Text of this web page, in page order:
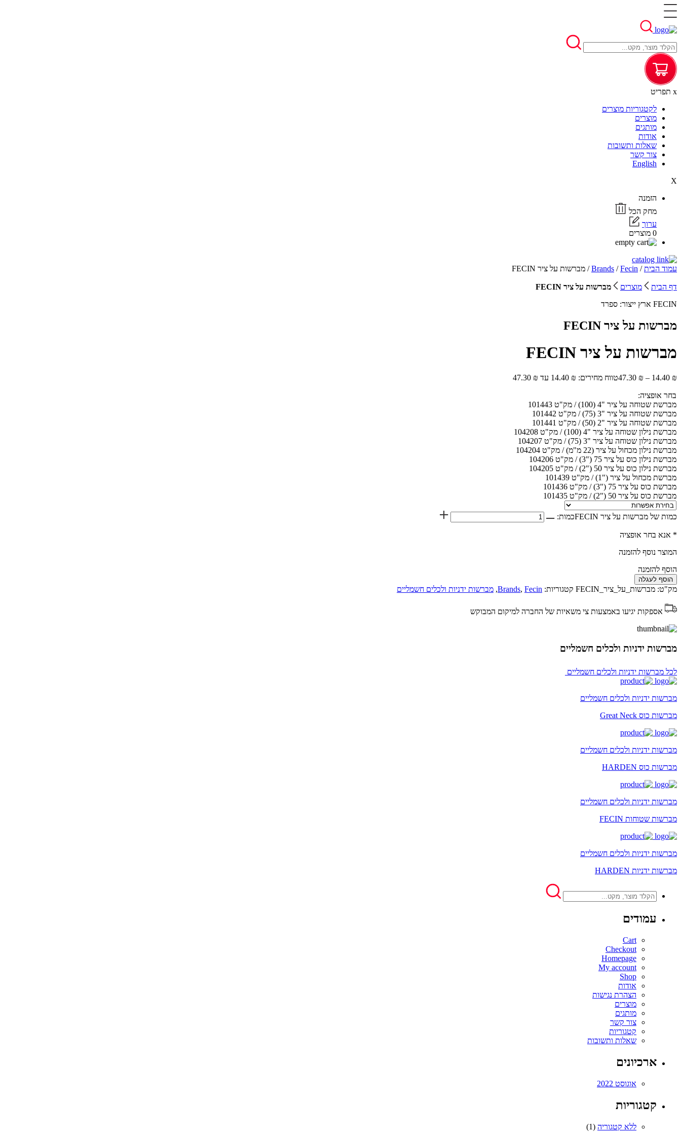
x תפריט
לקטגוריות מוצרים
מוצרים
מותגים
אודות
שאלות ותשובות
צור קשר
English
X
הזמנה
מחק הכל
ערוך
0 מוצרים
עמוד הבית/
Brands /Fecin / מברשות על ציר FECIN
דף הבית מוצרים
מברשות על ציר FECIN
FECIN ארץ ייצור: ספרד
מברשות על ציר FECIN
מברשות על ציר FECIN
14.40 ₪
–
47.30 ₪ טווח מחירים: ⁦14.40 ₪⁩ עד ⁦47.30 ₪⁩
בחר אופציה:
מברשת שטוחה על ציר "4 (100) / מק"ט 101443
מברשת שטוחה על ציר "3 (75) / מק"ט 101442
מברשת שטוחה על ציר "2 (50) / מק"ט 101441
מברשת נילון שטוחה על ציר "4 (100) / מק"ט 104208
מברשת נילון שטוחה על ציר "3 (75) / מק"ט 104207
מברשת נילון מכחול על ציר (22 מ"מ) / מק"ט 104204
מברשת נילון כוס על ציר 75 ("3) / מק"ט 104206
מברשת נילון כוס על ציר 50 ("2) / מק"ט 104205
מברשת מכחול על ציר ("1) / מק"ט 101439
מברשת כוס על ציר 75 ("3) / מק"ט 101436
מברשת כוס על ציר 50 ("2) / מק"ט 101435
כמות של מברשות על ציר FECIN כמות:
* אנא בחר אופציה
המוצר נוסף להזמנה
הוסף להזמנה
הוסף לעגלה
מק"ט: מברשות_על_ציר_FECIN קטגוריות: Brands, Fecin
, מברשות ידניות ולכלים חשמליים
אספקות יגיעו באמצעות צי משאיות של החברה למיקום המבוקש
מברשות ידניות ולכלים חשמליים
לכל מברשות ידניות ולכלים חשמליים
מברשות ידניות ולכלים חשמליים
מברשות כוס Great Neck
מברשות ידניות ולכלים חשמליים
מברשות כוס HARDEN
מברשות ידניות ולכלים חשמליים
מברשות שטוחות FECIN
מברשות ידניות ולכלים חשמליים
מברשות ידניות HARDEN
עמודים
Cart
Checkout
Homepage
My account
Shop
אודות
הצהרת נגישות
מוצרים
מותגים
צור קשר
קטגוריות
שאלות ותשובות
ארכיונים
אוגוסט 2022
קטגוריות
ללא קטגוריה (1)